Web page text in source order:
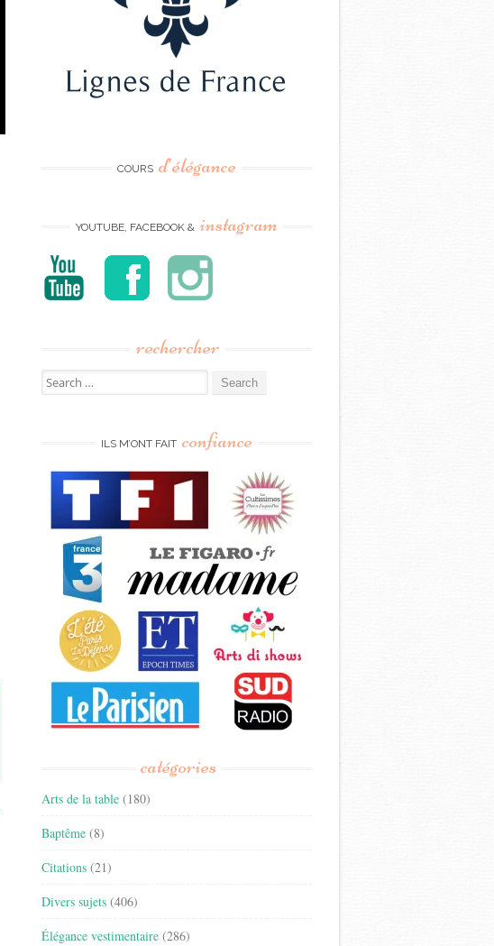
COURS d’élégance
YOUTUBE, FACEBOOK & instagram
rechercher
Search
for:
ILS M’ONT FAIT confiance
catégories
Arts de la table (180)
Baptême (8)
Citations (21)
Divers sujets (406)
Élégance vestimentaire (286)